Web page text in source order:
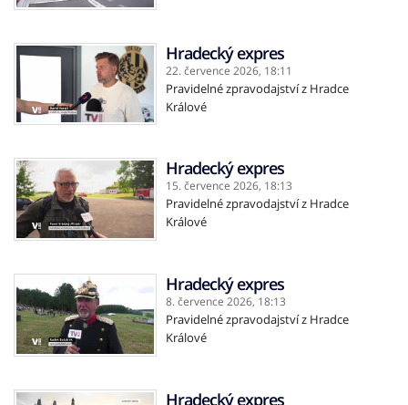
Hradecký expres
22. července 2026, 18:11
Pravidelné zpravodajství z Hradce
Králové
Hradecký expres
15. července 2026, 18:13
Pravidelné zpravodajství z Hradce
Králové
Hradecký expres
8. července 2026, 18:13
Pravidelné zpravodajství z Hradce
Králové
Hradecký expres